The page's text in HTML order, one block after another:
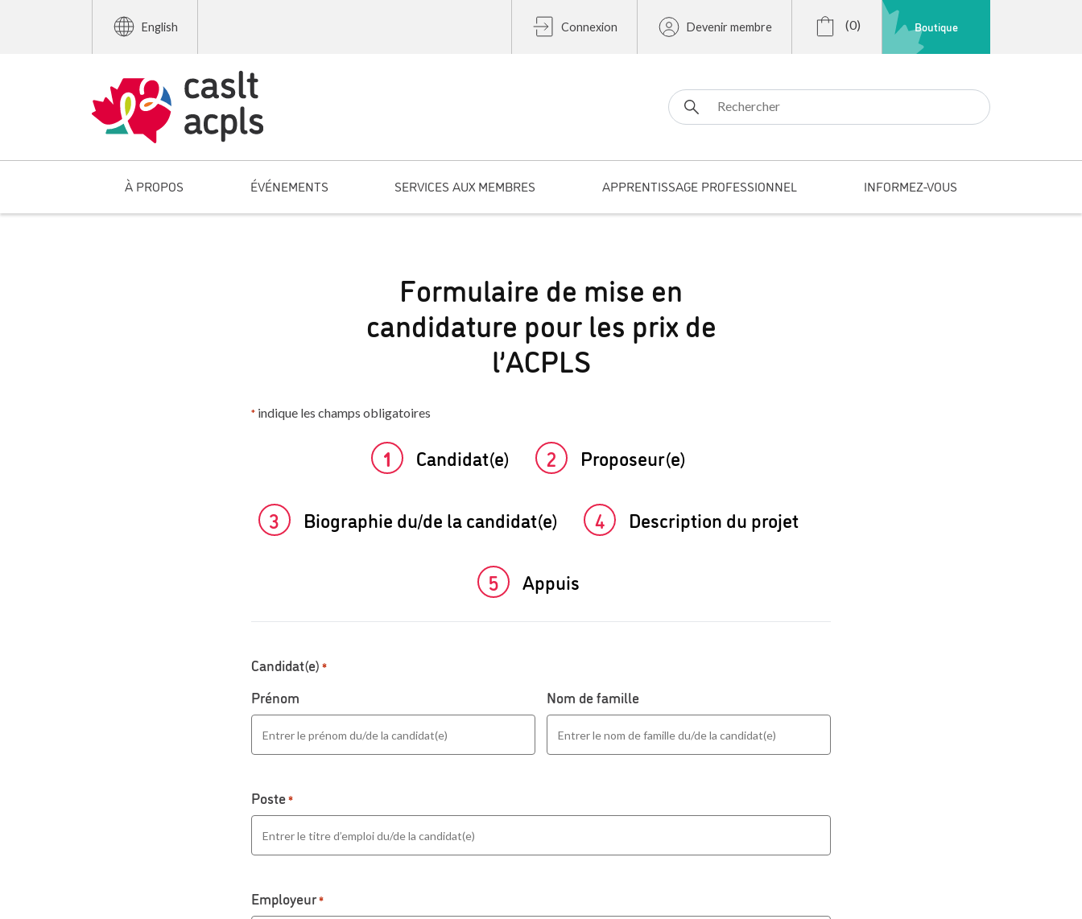
English Connexion Devenir membre (0) Boutique
Search for:
À PROPOS ÉVÉNEMENTS SERVICES AUX MEMBRES APPRENTISSAGE PROFESSIONNEL INFORMEZ-VOUS
Formulaire de mise en
candidature pour les prix de
l’ACPLS
* indique les champs obligatoires
1 Candidat(e) 2 Proposeur(e)
3 Biographie du/de la candidat(e) 4 Description du projet
5 Appuis
Candidat(e) *
Prénom Nom de famille
Poste*
Employeur*